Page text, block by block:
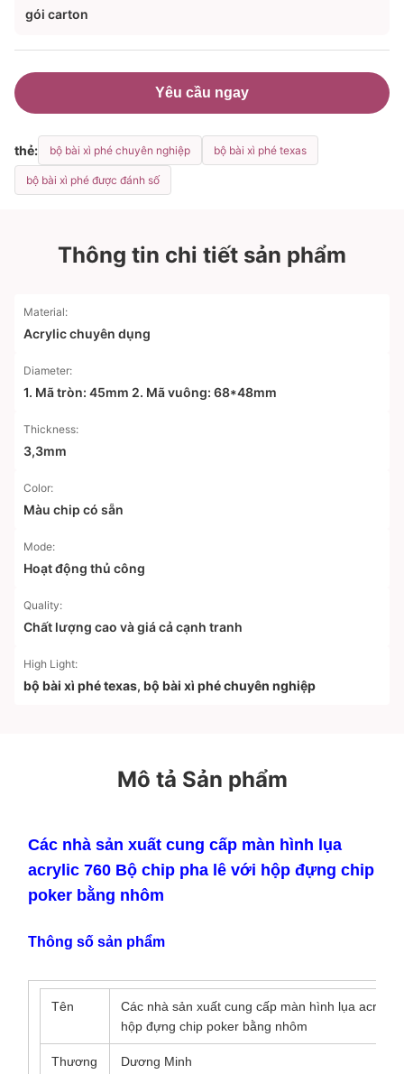
gói carton
Yêu cầu ngay
thẻ: bộ bài xì phé chuyên nghiệp bộ bài xì phé texas
bộ bài xì phé được đánh số
Thông tin chi tiết sản phẩm
Material:
Acrylic chuyên dụng
Diameter:
1. Mã tròn: 45mm 2. Mã vuông: 68*48mm
Thickness:
3,3mm
Color:
Màu chip có sẵn
Mode:
Hoạt động thủ công
Quality:
Chất lượng cao và giá cả cạnh tranh
High Light:
bộ bài xì phé texas, bộ bài xì phé chuyên nghiệp
Mô tả Sản phẩm
Các nhà sản xuất cung cấp màn hình lụa
acrylic 760 Bộ chip pha lê với hộp đựng chip
poker bằng nhôm
Thông số sản phẩm
Tên
Các nhà sản xuất cung cấp màn hình lụa acrylic
hộp đựng chip poker bằng nhôm
Thương Dương Minh